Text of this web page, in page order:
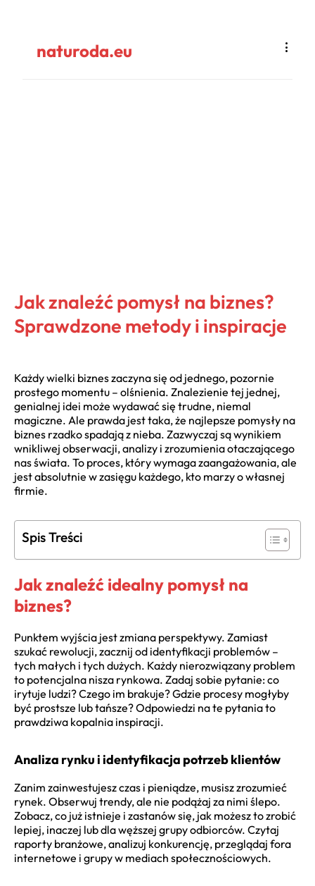
naturoda.eu
Jak znaleźć pomysł na biznes?
Sprawdzone metody i inspiracje
Każdy wielki biznes zaczyna się od jednego, pozornie
prostego momentu – olśnienia. Znalezienie tej jednej,
genialnej idei może wydawać się trudne, niemal
magiczne. Ale prawda jest taka, że najlepsze pomysły na
biznes rzadko spadają z nieba. Zazwyczaj są wynikiem
wnikliwej obserwacji, analizy i zrozumienia otaczającego
nas świata. To proces, który wymaga zaangażowania, ale
jest absolutnie w zasięgu każdego, kto marzy o własnej
firmie.
Spis Treści
Jak znaleźć idealny pomysł na
biznes?
Punktem wyjścia jest zmiana perspektywy. Zamiast
szukać rewolucji, zacznij od identyfikacji problemów –
tych małych i tych dużych. Każdy nierozwiązany problem
to potencjalna nisza rynkowa. Zadaj sobie pytanie: co
irytuje ludzi? Czego im brakuje? Gdzie procesy mogłyby
być prostsze lub tańsze? Odpowiedzi na te pytania to
prawdziwa kopalnia inspiracji.
Analiza rynku i identyfikacja potrzeb klientów
Zanim zainwestujesz czas i pieniądze, musisz zrozumieć
rynek. Obserwuj trendy, ale nie podążaj za nimi ślepo.
Zobacz, co już istnieje i zastanów się, jak możesz to zrobić
lepiej, inaczej lub dla węższej grupy odbiorców. Czytaj
raporty branżowe, analizuj konkurencję, przeglądaj fora
internetowe i grupy w mediach społecznościowych.